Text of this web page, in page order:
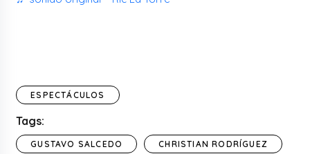
ESPECTÁCULOS
Tags:
GUSTAVO SALCEDO CHRISTIAN RODRÍGUEZ